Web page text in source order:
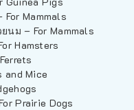
Mammals
นม – For Mammals
Hamsters
and Mice
Prairie Dogs